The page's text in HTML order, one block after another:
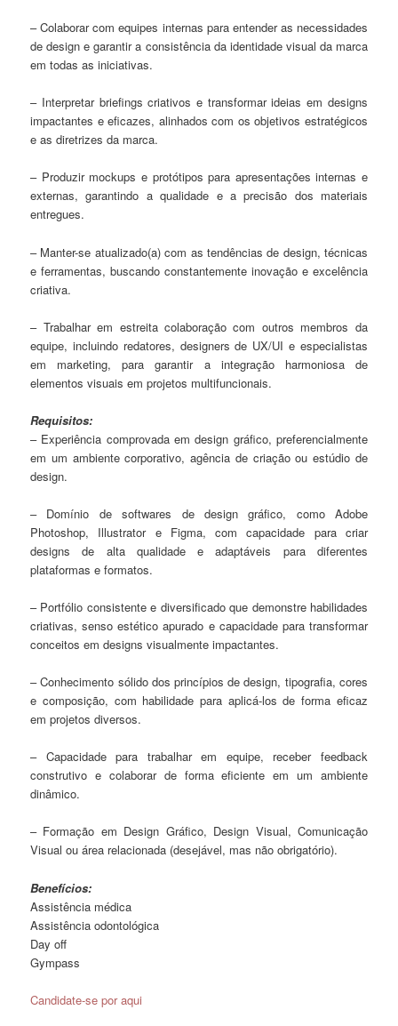
– Colaborar com equipes internas para entender as necessidades
de design e garantir a consistência da identidade visual da marca
em todas as iniciativas.
– Interpretar briefings criativos e transformar ideias em designs
impactantes e eficazes, alinhados com os objetivos estratégicos
e as diretrizes da marca.
– Produzir mockups e protótipos para apresentações internas e
externas, garantindo a qualidade e a precisão dos materiais
entregues.
– Manter-se atualizado(a) com as tendências de design, técnicas
e ferramentas, buscando constantemente inovação e excelência
criativa.
– Trabalhar em estreita colaboração com outros membros da
equipe, incluindo redatores, designers de UX/UI e especialistas
em marketing, para garantir a integração harmoniosa de
elementos visuais em projetos multifuncionais.
Requisitos:
– Experiência comprovada em design gráfico, preferencialmente
em um ambiente corporativo, agência de criação ou estúdio de
design.
– Domínio de softwares de design gráfico, como Adobe
Photoshop, Illustrator e Figma, com capacidade para criar
designs de alta qualidade e adaptáveis para diferentes
plataformas e formatos.
– Portfólio consistente e diversificado que demonstre habilidades
criativas, senso estético apurado e capacidade para transformar
conceitos em designs visualmente impactantes.
– Conhecimento sólido dos princípios de design, tipografia, cores
e composição, com habilidade para aplicá-los de forma eficaz
em projetos diversos.
– Capacidade para trabalhar em equipe, receber feedback
construtivo e colaborar de forma eficiente em um ambiente
dinâmico.
– Formação em Design Gráfico, Design Visual, Comunicação
Visual ou área relacionada (desejável, mas não obrigatório).
Benefícios:
Assistência médica
Assistência odontológica
Day off
Gympass
Candidate-se por aqui